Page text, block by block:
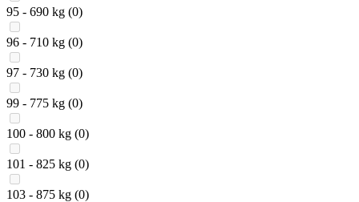
95 - 690 kg (0)
96 - 710 kg (0)
97 - 730 kg (0)
99 - 775 kg (0)
100 - 800 kg (0)
101 - 825 kg (0)
103 - 875 kg (0)